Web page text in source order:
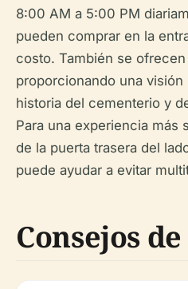
8:00 AM a 5:00 PM
pueden comprar en la
costo. También se
proporcionando una
historia del cementerio y
Para una experiencia más
de la puerta trasera del
puede ayudar a evitar
Consejos